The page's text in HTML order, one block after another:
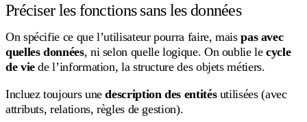
Préciser les fonctions sans les données
On spécifie ce que l’utilisateur pourra faire, maispas avec
quelles données, ni selon quelle logique. On oublie lecycle
de viede l’information, la structure des objets métiers.
Incluez toujours unedescription des entitésutilisées (avec
attributs, relations, règles de gestion).